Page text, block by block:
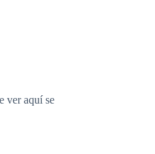
ver aquí se